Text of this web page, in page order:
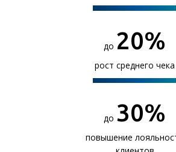
до 20%
рост среднего чека
до 30%
повышение